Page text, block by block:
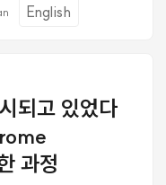
스의 승리가 아니라 고
Anthropic이 바로
스 엔지니어링을 통해 거
수할 때마다 규칙을 쌓고,
English
되고 있었다
과정